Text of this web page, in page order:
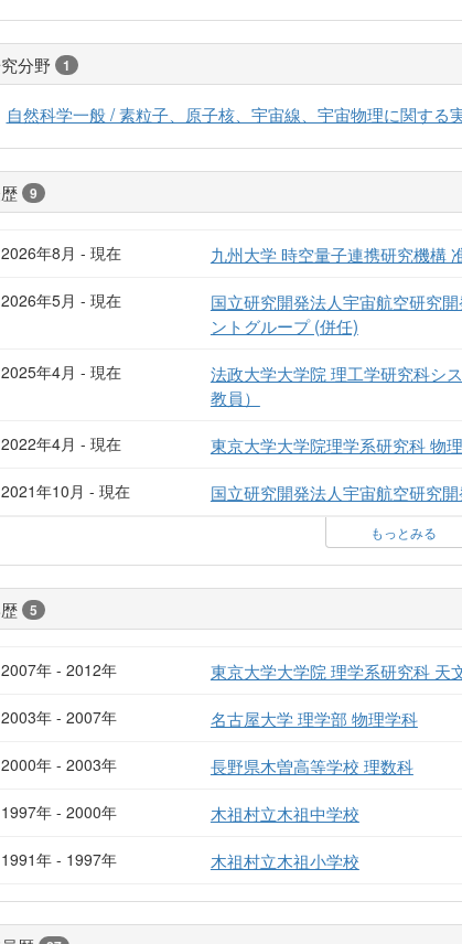
分野 1
自然科学一般 / 素粒子、原子核、宇宙線、宇宙物理に関する
9
2026年8月 - 現在 九州大学 時空量子連携研究機構
2026年5月 - 現在
国立研究開発法人宇宙航空研究
ントグループ (併任)
2025年4月 - 現在
法政大学大学院 理工学研究科シ
教員）
2022年4月 - 現在 東京大学大学院理学系研究科 物
2021年10月 - 現在 国立研究開発法人宇宙航空研究
もっとみる
5
2007年 - 2012年 東京大学大学院 理学系研究科 天
2003年 - 2007年 名古屋大学 理学部 物理学科
2000年 - 2003年 長野県木曽高等学校 理数科
1997年 - 2000年 木祖村立木祖中学校
1991年 - 1997年 木祖村立木祖小学校